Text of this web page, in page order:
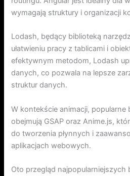
wymagają struktury i organizacji
Lodash, będący biblioteką
ułatwieniu pracy z tablicami i
efektywnym metodom, Lodash
danych, co pozwala na lepsze
struktur danych.
W kontekście animacji, popularne
obejmują GSAP oraz Anime.js,
do tworzenia płynnych i
aplikacjach webowych.
Oto przegląd najpopularniejszych